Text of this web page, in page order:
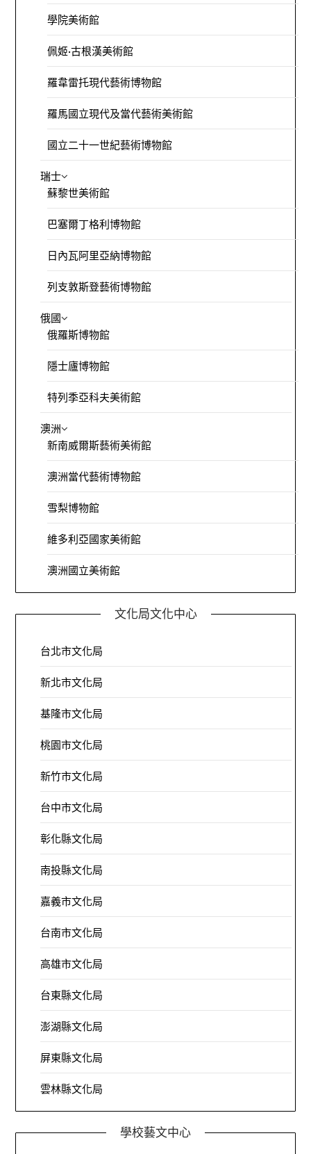
學院美術館
佩姬·古根漢美術館
羅韋雷托現代藝術博物館
羅馬國立現代及當代藝術美術館
國立二十一世紀藝術博物館
瑞士
蘇黎世美術館
巴塞爾丁格利博物館
日內瓦阿里亞納博物館
列支敦斯登藝術博物館
俄國
俄羅斯博物館
隱士廬博物館
特列季亞科夫美術館
澳洲
新南威爾斯藝術美術館
澳洲當代藝術博物館
雪梨博物館
維多利亞國家美術館
澳洲國立美術館
文化局文化中心
台北市文化局
新北市文化局
基隆市文化局
桃園市文化局
新竹市文化局
台中市文化局
彰化縣文化局
南投縣文化局
嘉義市文化局
台南市文化局
高雄市文化局
台東縣文化局
澎湖縣文化局
屏東縣文化局
雲林縣文化局
學校藝文中心